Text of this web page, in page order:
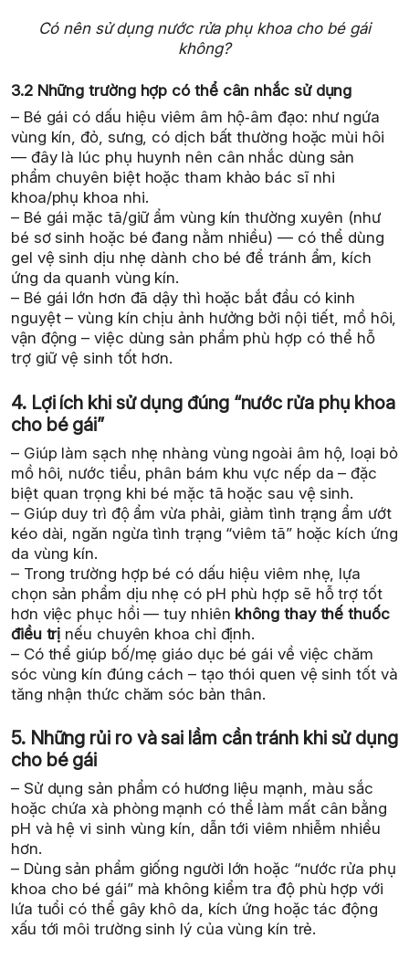
Có nên sử dụng nước rửa phụ khoa cho bé gái
không?
3.2 Những trường hợp có thể cân nhắc sử dụng
– Bé gái có dấu hiệu viêm âm hộ‑âm đạo: như ngứa
vùng kín, đỏ, sưng, có dịch bất thường hoặc mùi hôi
— đây là lúc phụ huynh nên cân nhắc dùng sản
phẩm chuyên biệt hoặc tham khảo bác sĩ nhi
khoa/phụ khoa nhi.
– Bé gái mặc tã/giữ ẩm vùng kín thường xuyên (như
bé sơ sinh hoặc bé đang nằm nhiều) — có thể dùng
gel vệ sinh dịu nhẹ dành cho bé để tránh ẩm, kích
ứng da quanh vùng kín.
– Bé gái lớn hơn đã dậy thì hoặc bắt đầu có kinh
nguyệt – vùng kín chịu ảnh hưởng bởi nội tiết, mồ hôi,
vận động – việc dùng sản phẩm phù hợp có thể hỗ
trợ giữ vệ sinh tốt hơn.
4. Lợi ích khi sử dụng đúng “nước rửa phụ khoa
cho bé gái”
– Giúp làm sạch nhẹ nhàng vùng ngoài âm hộ, loại bỏ
mồ hôi, nước tiểu, phân bám khu vực nếp da – đặc
biệt quan trọng khi bé mặc tã hoặc sau vệ sinh.
– Giúp duy trì độ ẩm vừa phải, giảm tình trạng ẩm ướt
kéo dài, ngăn ngừa tình trạng “viêm tã” hoặc kích ứng
da vùng kín.
– Trong trường hợp bé có dấu hiệu viêm nhẹ, lựa
chọn sản phẩm dịu nhẹ có pH phù hợp sẽ hỗ trợ tốt
hơn việc phục hồi — tuy nhiên không thay thế thuốc
điều trị nếu chuyên khoa chỉ định.
– Có thể giúp bố/mẹ giáo dục bé gái về việc chăm
sóc vùng kín đúng cách – tạo thói quen vệ sinh tốt và
tăng nhận thức chăm sóc bản thân.
5. Những rủi ro và sai lầm cần tránh khi sử dụng
cho bé gái
– Sử dụng sản phẩm có hương liệu mạnh, màu sắc
hoặc chứa xà phòng mạnh có thể làm mất cân bằng
pH và hệ vi sinh vùng kín, dẫn tới viêm nhiễm nhiều
hơn.
– Dùng sản phẩm giống người lớn hoặc “nước rửa phụ
khoa cho bé gái” mà không kiểm tra độ phù hợp với
lứa tuổi có thể gây khô da, kích ứng hoặc tác động
xấu tới môi trường sinh lý của vùng kín trẻ.